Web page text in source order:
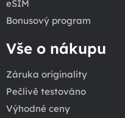
eSIM
Bonusový program
Vše o nákupu
Záruka originality
Pečlivě testováno
Výhodné ceny